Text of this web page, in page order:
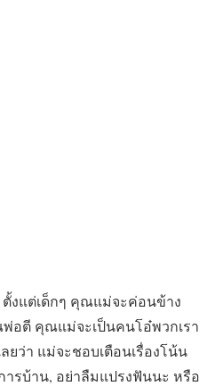
งแต่เด็กๆ คุณแม่จะค่อนข้าง
อตี คุณแม่จะเป็นคนโอ๋พวกเรา
ยว่า แม่จะชอบเตือนเรื่องโน้น
ารบ้าน, อย่าลืมแปรงฟันนะ หรือ